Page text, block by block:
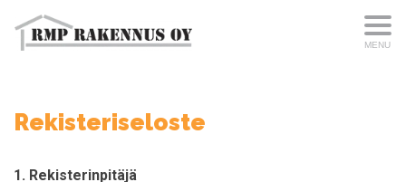
MENU
Rekisteriseloste
1. Rekisterinpitäjä